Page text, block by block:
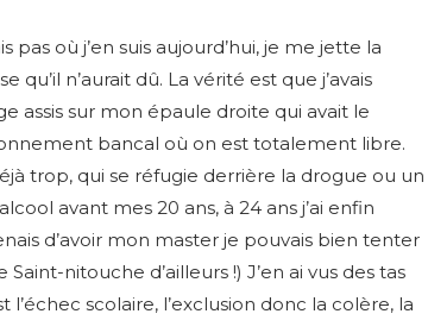
où j’en suis aujourd’hui, je me jette la
n’aurait dû. La vérité est que j’avais
assis sur mon épaule droite qui avait le
bancal où on est totalement libre.
trop, qui se réfugie derrière la drogue ou un
avant mes 20 ans, à 24 ans j’ai enfin
d’avoir mon master je pouvais bien tenter
nitouche d’ailleurs !) J’en ai vus des tas
scolaire, l’exclusion donc la colère, la